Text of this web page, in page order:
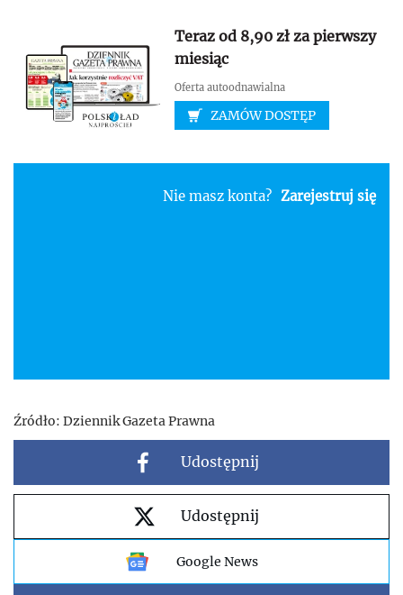
Teraz od 8,90 zł za pierwszy
miesiąc
Oferta autoodnawialna
ZAMÓW DOSTĘP
Nie masz konta? Zarejestruj się
Źródło: Dziennik Gazeta Prawna
Udostępnij
Udostępnij
Google News